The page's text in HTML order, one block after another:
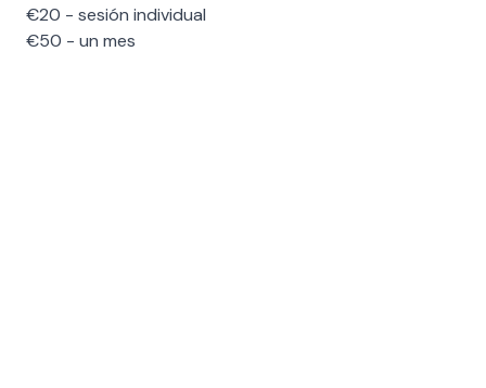
€20 - sesión individual
€50 - un mes